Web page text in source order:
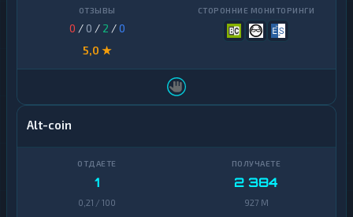
0 / 0 / 2 /0
5,0 ★
Alt-coin
1
0,21 / 100
2 384
927 M